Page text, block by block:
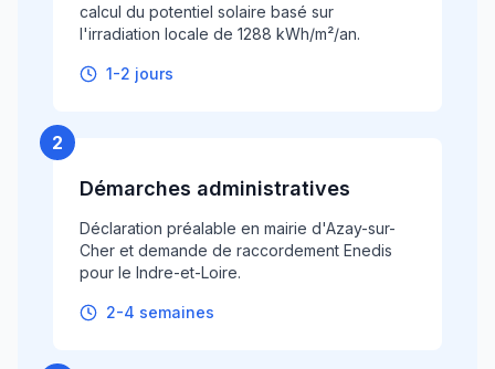
calcul du potentiel solaire basé sur
l'irradiation locale de 1288 kWh/m²/an.
1-2 jours
2
Démarches administratives
Déclaration préalable en mairie d'Azay-sur-
Cher et demande de raccordement Enedis
pour le Indre-et-Loire.
2-4 semaines